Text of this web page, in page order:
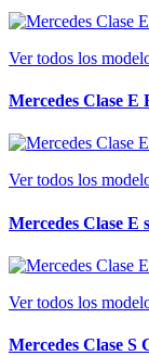
Ver todos los
Mercedes Clase E
Ver todos los
Mercedes Clase E
Ver todos los
Mercedes Clase S